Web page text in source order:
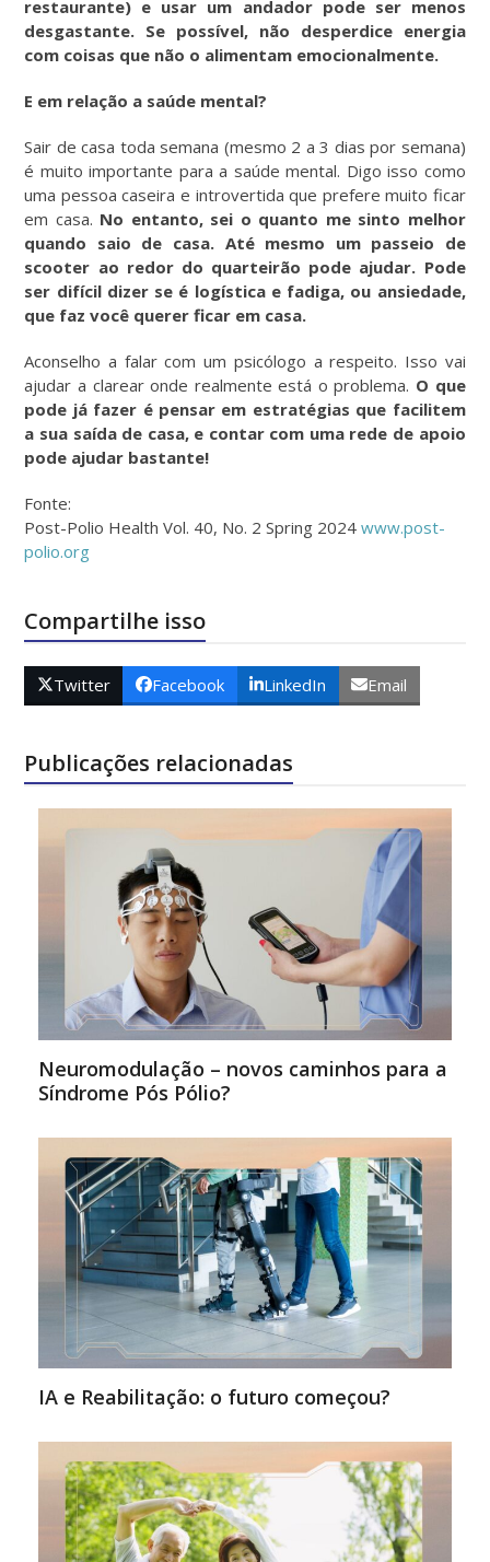
restaurante) e usar um andador pode ser menos
desgastante. Se possível, não desperdice energia
com coisas que não o alimentam emocionalmente.
E em relação a saúde mental?
Sair de casa toda semana (mesmo 2 a 3 dias por semana)
é muito importante para a saúde mental. Digo isso como
uma pessoa caseira e introvertida que prefere muito ficar
em casa. No entanto, sei o quanto me sinto melhor
quando saio de casa. Até mesmo um passeio de
scooter ao redor do quarteirão pode ajudar. Pode
ser difícil dizer se é logística e fadiga, ou ansiedade,
que faz você querer ficar em casa.
Aconselho a falar com um psicólogo a respeito. Isso vai
ajudar a clarear onde realmente está o problema. O que
pode já fazer é pensar em estratégias que facilitem
a sua saída de casa, e contar com uma rede de apoio
pode ajudar bastante!
Fonte:
Post-Polio Health Vol. 40, No. 2 Spring 2024www.post-
polio.org
Compartilhe isso
Twitter Facebook LinkedIn Email
Publicações relacionadas
Neuromodulação – novos caminhos para a
Síndrome Pós Pólio?
IA e Reabilitação: o futuro começou?